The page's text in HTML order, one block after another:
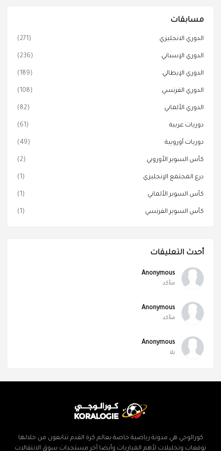
مسابقات
الدوري الانجليزي (271)
الدوري الإسباني (236)
الدوري الإيطالي (189)
الدوري الفرنسي (108)
الدوري الألماني (82)
دوريات عربية (61)
دوريات أوروبية (49)
كأس السوبر الأوروبي (2)
درع المجتمع الإنجليزي (1)
كأس السوبر الألماني (1)
كأس السوبر الفرنسي (1)
أحدث التعليقات
Anonymous
متأكد
Anonymous
متأكد
Anonymous
يلا
كورالوجي هي مدونة رياضية خاصة بعالم كرة القدم تتابعون من خلالها
توقعات وتحليلات لأهم المباريات وأيضا آخر مستجدات سوق الانتقالات